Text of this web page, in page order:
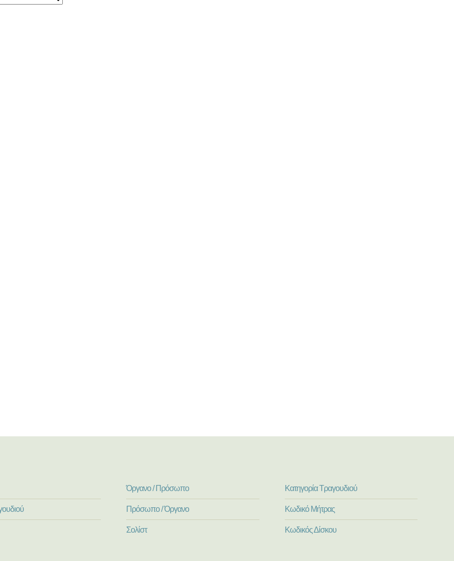
Όργανο / Πρόσωπο
Πρόσωπο / Όργανο
Σολίστ
Κατηγορία Τραγουδιού
Κωδικό Μήτρας
Κωδικός Δίσκου